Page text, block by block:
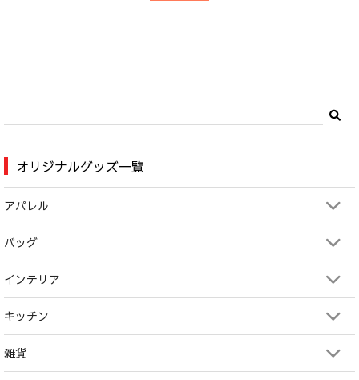
オリジナルグッズ一覧
アパレル
バッグ
インテリア
キッチン
雑貨